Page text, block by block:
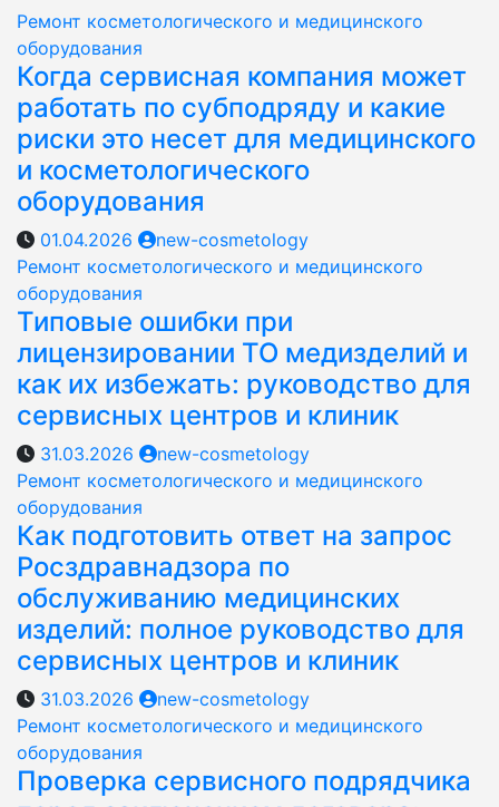
Ремонт косметологического и медицинского
оборудования
Когда сервисная компания может
работать по субподряду и какие
риски это несет для медицинского
и косметологического
оборудования
01.04.2026
new-cosmetology
Ремонт косметологического и медицинского
оборудования
Типовые ошибки при
лицензировании ТО медизделий и
как их избежать: руководство для
сервисных центров и клиник
31.03.2026
new-cosmetology
Ремонт косметологического и медицинского
оборудования
Как подготовить ответ на запрос
Росздравнадзора по
обслуживанию медицинских
изделий: полное руководство для
сервисных центров и клиник
31.03.2026
new-cosmetology
Ремонт косметологического и медицинского
оборудования
Проверка сервисного подрядчика